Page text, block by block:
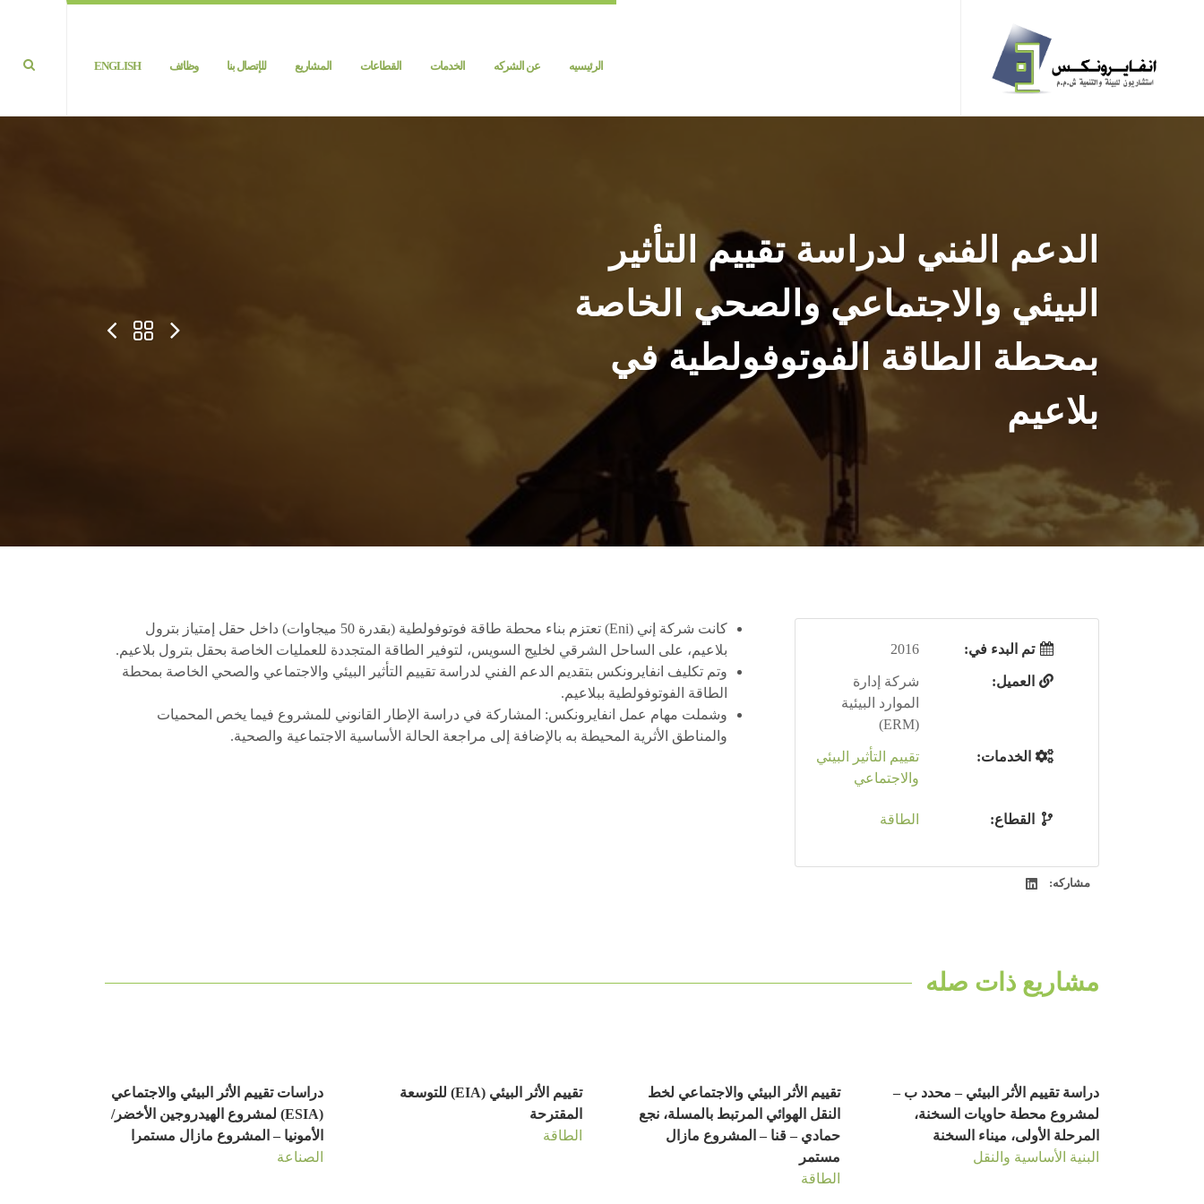
الرئيسيه عن الشركه الخدمات القطاعات المشاريع للإتصال بنا وظائف ENGLISH
الدعم الفني لدراسة تقييم التأثير
البيئي والاجتماعي والصحي الخاصة
بمحطة الطاقة الفوتوفولطية في
بلاعيم
تم البدء في: 2016
العميل:
شركة إدارة
الموارد البيئية
(ERM)
الخدمات:
تقييم التأثير البيئي
والاجتماعي
القطاع: الطاقة
مشاركه:
كانت شركة إني (Eni) تعتزم بناء محطة طاقة فوتوفولطية (بقدرة 50 ميجاوات) داخل حقل إمتياز بترول
بلاعيم، على الساحل الشرقي لخليج السويس، لتوفير الطاقة المتجددة للعمليات الخاصة بحقل بترول بلاعيم.
وتم تكليف انفايرونكس بتقديم الدعم الفني لدراسة تقييم التأثير البيئي والاجتماعي والصحي الخاصة بمحطة
الطاقة الفوتوفولطية ببلاعيم.
وشملت مهام عمل انفايرونكس: المشاركة في دراسة الإطار القانوني للمشروع فيما يخص المحميات
والمناطق الأثرية المحيطة به بالإضافة إلى مراجعة الحالة الأساسية الاجتماعية والصحية.
مشاريع ذات صله
دراسة تقييم الأثر البيئي – محدد ب –
لمشروع محطة حاويات السخنة،
المرحلة الأولى، ميناء السخنة
البنية الأساسية والنقل
تقييم الأثر البيئي والاجتماعي لخط
النقل الهوائي المرتبط بالمسلة، نجع
حمادي – قنا – المشروع مازال
مستمر
الطاقة
تقييم الأثر البيئي (EIA) للتوسعة
المقترحة
الطاقة
دراسات تقييم الأثر البيئي والاجتماعي
(ESIA) لمشروع الهيدروجين الأخضر/
الأمونيا – المشروع مازال مستمرا
الصناعة